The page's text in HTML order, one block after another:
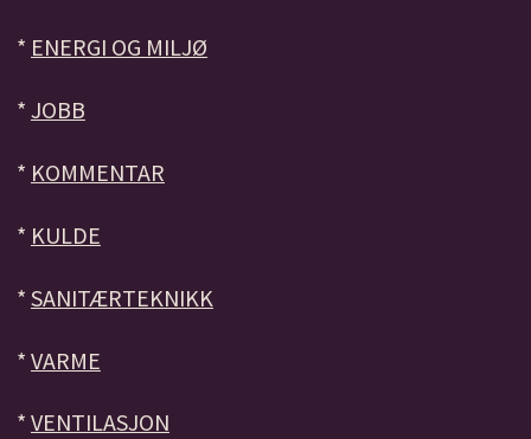
* ENERGI OG MILJØ
* JOBB
* KOMMENTAR
* KULDE
* SANITÆRTEKNIKK
* VARME
* VENTILASJON